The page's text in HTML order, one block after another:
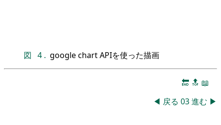
図 4 . google chart APIを使った描画
🔚 🔝 📖
◀ 戻る 03進む ▶